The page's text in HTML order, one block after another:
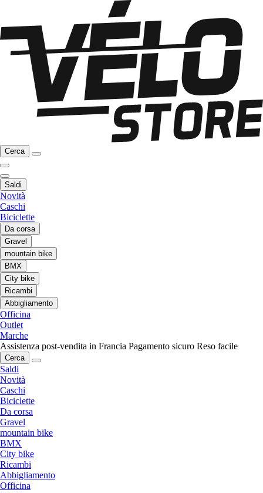
Cerca
Saldi
Novità
Caschi
Biciclette
Da corsa
Gravel
mountain bike
BMX
City bike
Ricambi
Abbigliamento
Officina
Outlet
Marche
Assistenza post-vendita in Francia Pagamento sicuro Reso facile
Cerca
Saldi
Novità
Caschi
Biciclette
Da corsa
Gravel
mountain bike
BMX
City bike
Ricambi
Abbigliamento
Officina